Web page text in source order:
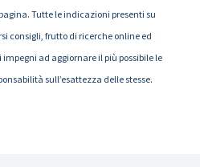
Tutte le indicazioni presenti su
consigli, frutto di ricerche online ed
impegni ad aggiornare il più possibile le
sull’esattezza delle stesse.